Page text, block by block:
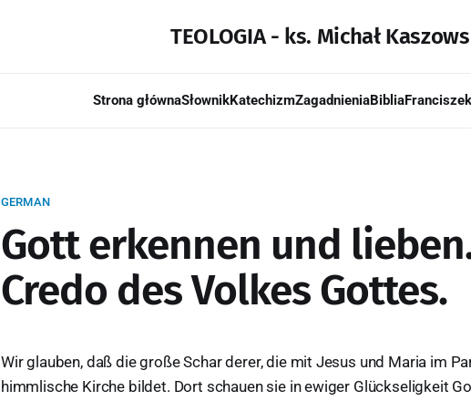
TEOLOGIA - ks. Michał
Strona głównaSłownikKatechizmZagadnieniaBibliaFranciszek
GERMAN
Gott erkennen und
Credo des Volkes Gottes.
Wir glauben, daß die große Schar derer, die mit Jesus und Maria im
himmlische Kirche bildet. Dort schauen sie in ewiger Glückseligkeit